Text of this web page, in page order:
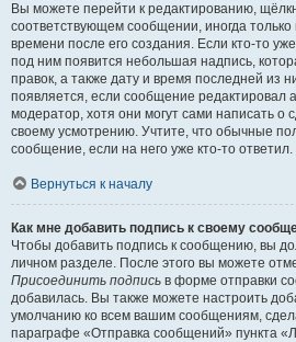
Вы можете перейти к редактированию,
соответствующем сообщении, иногда только
времени после его создания. Если кто-то
под ним появится небольшая надпись,
правок, а также дату и время последней из
появляется, если сообщение редактировал
модератор, хотя они могут сами написать о
своему усмотрению. Учтите, что обычные
сообщение, если на него уже кто-то ответил.
Вернуться к началу
Как мне добавить подпись к своему
Чтобы добавить подпись к сообщению, вы
личном разделе. После этого вы можете
Присоединить подпись в форме отправки
добавилась. Вы также можете настроить
умолчанию ко всем вашим сообщениям,
параграфе «Отправка сообщений» пункта